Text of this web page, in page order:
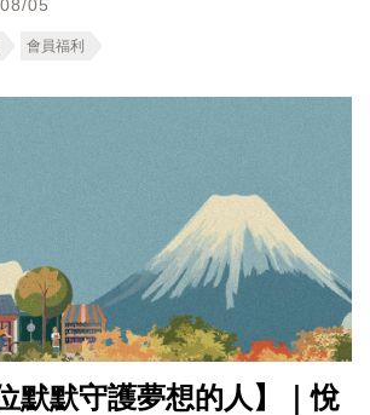
05
會員福利
默默守護夢想的人】｜悅